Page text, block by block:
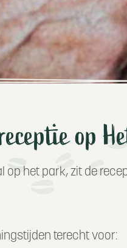
op
op het park, zit de
terecht voor: